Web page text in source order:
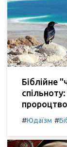
Біблійне
#Юдаїзм #